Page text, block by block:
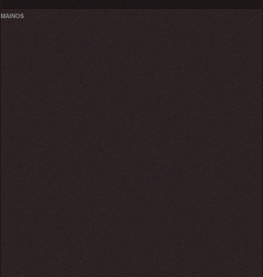
MAINOS